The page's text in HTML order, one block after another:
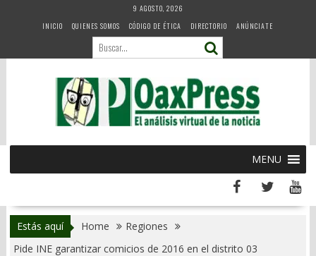
9 AGOSTO, 2026
INICIO
QUIENES SOMOS CÓDIGO DE ÉTICA DIRECTORIO ANÚNCIATE
MENU
Estás aquí Home
Regiones
Pide INE garantizar comicios de 2016 en el distrito 03